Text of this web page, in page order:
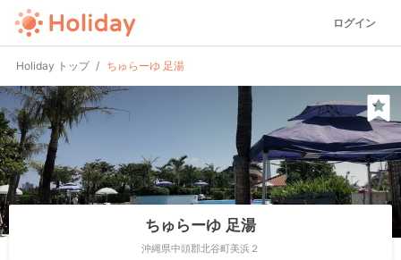
ログイン
Holiday トップ ちゅらーゆ 足湯
ちゅらーゆ 足湯
沖縄県中頭郡北谷町美浜２